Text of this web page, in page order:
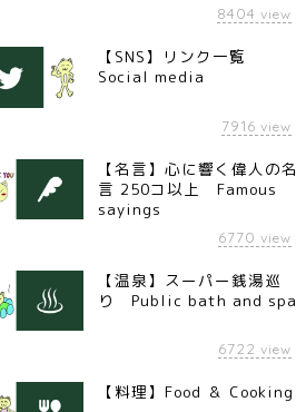
8404 view
【SNS】リンク一覧
Social media
7916 view
【名言】心に響く偉人の名
言 250コ以上 Famous
sayings
6770 view
【温泉】スーパー銭湯巡
り Public bath and spa
6722 view
【料理】Food ＆ Cooking